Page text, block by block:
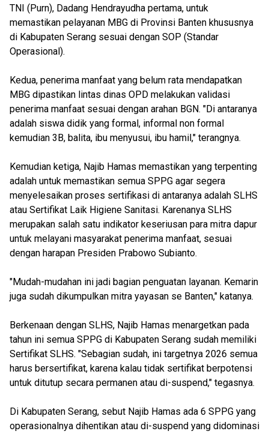
TNI (Purn), Dadang Hendrayudha pertama, untuk
memastikan pelayanan MBG di Provinsi Banten khususnya
di Kabupaten Serang sesuai dengan SOP (Standar
Operasional).
Kedua, penerima manfaat yang belum rata mendapatkan
MBG dipastikan lintas dinas OPD melakukan validasi
penerima manfaat sesuai dengan arahan BGN. "Di antaranya
adalah siswa didik yang formal, informal non formal
kemudian 3B, balita, ibu menyusui, ibu hamil," terangnya.
Kemudian ketiga, Najib Hamas memastikan yang terpenting
adalah untuk memastikan semua SPPG agar segera
menyelesaikan proses sertifikasi di antaranya adalah SLHS
atau Sertifikat Laik Higiene Sanitasi. Karenanya SLHS
merupakan salah satu indikator keseriusan para mitra dapur
untuk melayani masyarakat penerima manfaat, sesuai
dengan harapan Presiden Prabowo Subianto.
"Mudah-mudahan ini jadi bagian penguatan layanan. Kemarin
juga sudah dikumpulkan mitra yayasan se Banten," katanya.
Berkenaan dengan SLHS, Najib Hamas menargetkan pada
tahun ini semua SPPG di Kabupaten Serang sudah memiliki
Sertifikat SLHS. "Sebagian sudah, ini targetnya 2026 semua
harus bersertifikat, karena kalau tidak sertifikat berpotensi
untuk ditutup secara permanen atau di-suspend," tegasnya.
Di Kabupaten Serang, sebut Najib Hamas ada 6 SPPG yang
operasionalnya dihentikan atau di-suspend yang didominasi